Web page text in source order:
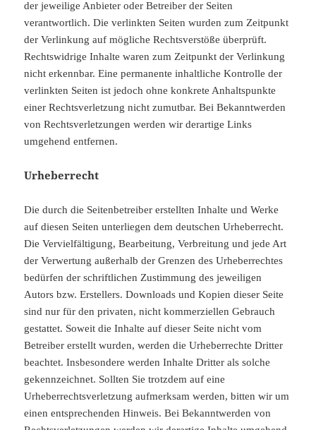
der jeweilige Anbieter oder Betreiber der Seiten
verantwortlich. Die verlinkten Seiten wurden zum Zeitpunkt
der Verlinkung auf mögliche Rechtsverstöße überprüft.
Rechtswidrige Inhalte waren zum Zeitpunkt der Verlinkung
nicht erkennbar. Eine permanente inhaltliche Kontrolle der
verlinkten Seiten ist jedoch ohne konkrete Anhaltspunkte
einer Rechtsverletzung nicht zumutbar. Bei Bekanntwerden
von Rechtsverletzungen werden wir derartige Links
umgehend entfernen.
Urheberrecht
Die durch die Seitenbetreiber erstellten Inhalte und Werke
auf diesen Seiten unterliegen dem deutschen Urheberrecht.
Die Vervielfältigung, Bearbeitung, Verbreitung und jede Art
der Verwertung außerhalb der Grenzen des Urheberrechtes
bedürfen der schriftlichen Zustimmung des jeweiligen
Autors bzw. Erstellers. Downloads und Kopien dieser Seite
sind nur für den privaten, nicht kommerziellen Gebrauch
gestattet. Soweit die Inhalte auf dieser Seite nicht vom
Betreiber erstellt wurden, werden die Urheberrechte Dritter
beachtet. Insbesondere werden Inhalte Dritter als solche
gekennzeichnet. Sollten Sie trotzdem auf eine
Urheberrechtsverletzung aufmerksam werden, bitten wir um
einen entsprechenden Hinweis. Bei Bekanntwerden von